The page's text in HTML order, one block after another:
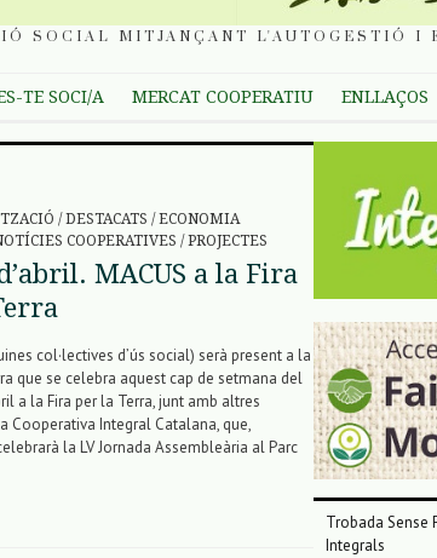
SOCIAL MITJANÇANT L'AUTOGESTIÓ I
TE SOCI/A MERCAT COOPERATIU ENLLAÇOS
/ DESTACATS / ECONOMIA
COOPERATIVES / PROJECTES
MACUS a la Fira
col·lectives d’ús social) serà present a la
que se celebra aquest cap de setmana del
a la Fira per la Terra, junt amb altres
Cooperativa Integral Catalana, que,
la LV Jornada Assembleària al Parc
Trobada Sense
Integrals